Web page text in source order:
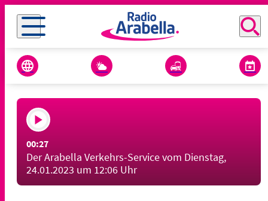
00:27
Der Arabella Verkehrs-Service vom Dienstag,
24.01.2023 um 12:06 Uhr